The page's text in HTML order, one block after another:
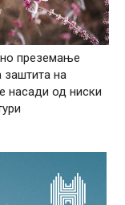
преземање
заштита на
насади од ниски